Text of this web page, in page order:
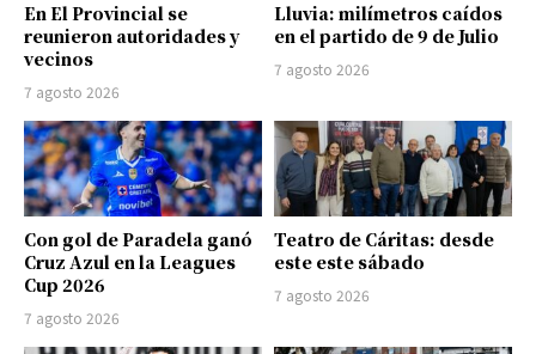
En El Provincial se
reunieron autoridades y
vecinos
7 agosto 2026
Lluvia: milímetros caídos
en el partido de 9 de Julio
7 agosto 2026
Con gol de Paradela ganó
Cruz Azul en la Leagues
Cup 2026
7 agosto 2026
Teatro de Cáritas: desde
este este sábado
7 agosto 2026